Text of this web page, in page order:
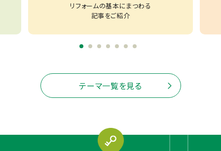
リフォームの基本にまつわる
記事をご紹介
テーマ一覧を見る